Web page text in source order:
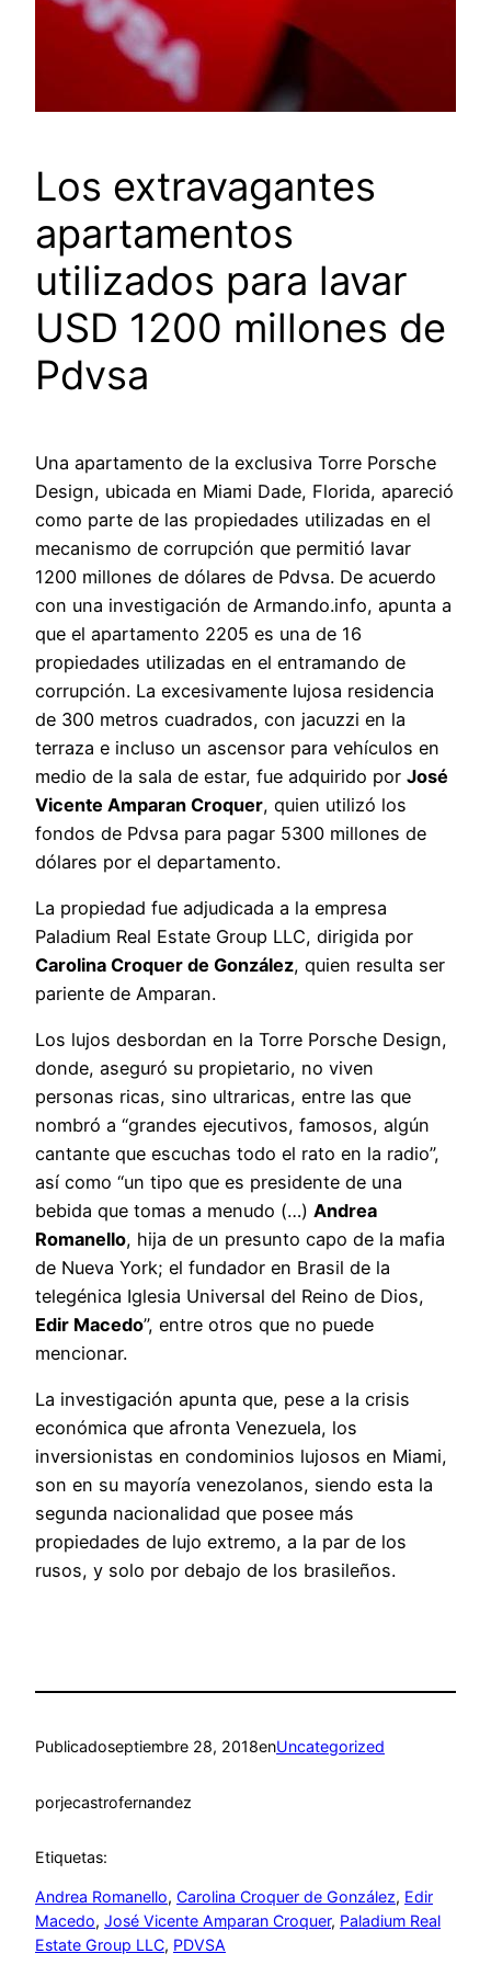
Los extravagantes
apartamentos
utilizados para lavar
USD 1200 millones de
Pdvsa
Una apartamento de la exclusiva Torre Porsche
Design, ubicada en Miami Dade, Florida, apareció
como parte de las propiedades utilizadas en el
mecanismo de corrupción que permitió lavar
1200 millones de dólares de Pdvsa. De acuerdo
con una investigación de Armando.info, apunta a
que el apartamento 2205 es una de 16
propiedades utilizadas en el entramando de
corrupción. La excesivamente lujosa residencia
de 300 metros cuadrados, con jacuzzi en la
terraza e incluso un ascensor para vehículos en
medio de la sala de estar, fue adquirido por José
Vicente Amparan Croquer, quien utilizó los
fondos de Pdvsa para pagar 5300 millones de
dólares por el departamento.
La propiedad fue adjudicada a la empresa
Paladium Real Estate Group LLC, dirigida por
Carolina Croquer de González, quien resulta ser
pariente de Amparan.
Los lujos desbordan en la Torre Porsche Design,
donde, aseguró su propietario, no viven
personas ricas, sino ultraricas, entre las que
nombró a “grandes ejecutivos, famosos, algún
cantante que escuchas todo el rato en la radio”,
así como “un tipo que es presidente de una
bebida que tomas a menudo (…) Andrea
Romanello, hija de un presunto capo de la mafia
de Nueva York; el fundador en Brasil de la
telegénica Iglesia Universal del Reino de Dios,
Edir Macedo”, entre otros que no puede
mencionar.
La investigación apunta que, pese a la crisis
económica que afronta Venezuela, los
inversionistas en condominios lujosos en Miami,
son en su mayoría venezolanos, siendo esta la
segunda nacionalidad que posee más
propiedades de lujo extremo, a la par de los
rusos, y solo por debajo de los brasileños.
Publicadoseptiembre 28, 2018enUncategorized
porjecastrofernandez
Etiquetas:
Andrea Romanello, Carolina Croquer de González, Edir
Macedo, José Vicente Amparan Croquer, Paladium Real
Estate Group LLC, PDVSA